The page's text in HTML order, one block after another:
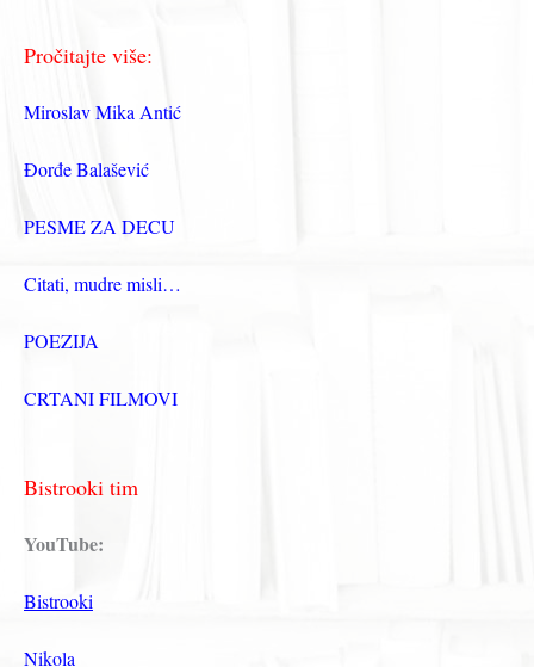
Pročitajte više:
Miroslav Mika Antić
Đorđe Balašević
PESME ZA DECU
Citati, mudre misli…
POEZIJA
CRTANI FILMOVI
Bistrooki tim
YouTube:
Bistrooki
Nikola